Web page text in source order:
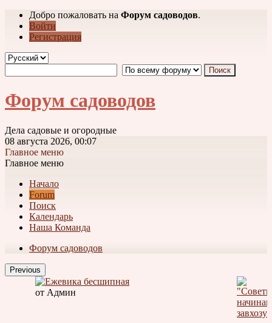
Добро пожаловать на Форум садоводов.
Войти
Регистрация
Форум садоводов
Дела садовые и огородные
08 августа 2026, 00:07
Главное меню
Главное меню
Начало
Forum
Поиск
Календарь
Наша Команда
Форум садоводов
Previous
от Александр К